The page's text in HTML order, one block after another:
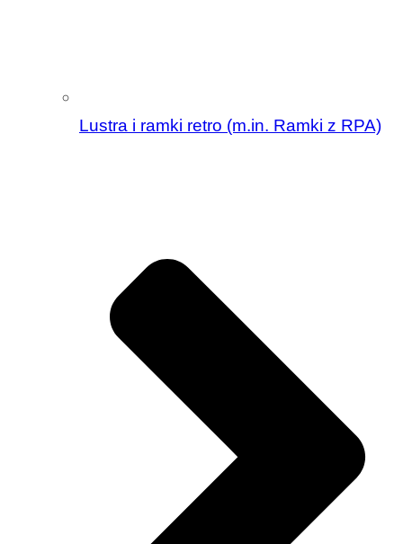
Lustra i ramki retro (m.in. Ramki z RPA)